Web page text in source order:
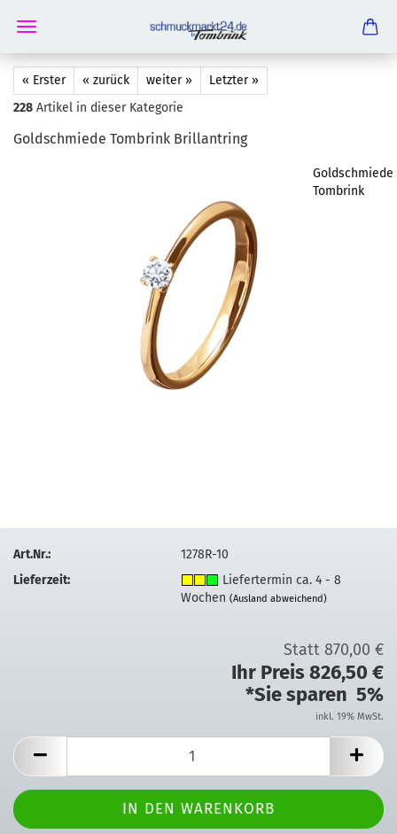
« Erster « zurück weiter »
Letzter »
228 Artikel in dieser Kategorie
Gold­schmie­de Tom­brink Bril­lant­ring
Goldschmiede
Tombrink
Art.Nr.:
1278R-10
Lieferzeit:
Liefertermin ca. 4 - 8
Wochen(Ausland abweichend)
Statt 870,00 €
Ihr Preis 826,50 €
*Sie sparen 5%
inkl. 19% MwSt.